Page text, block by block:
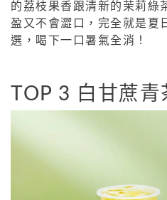
的荔枝果香跟清新的茉莉綠
盈又不會澀口，完全就是夏
選，喝下一口暑氣全消！
TOP 3 白甘蔗青